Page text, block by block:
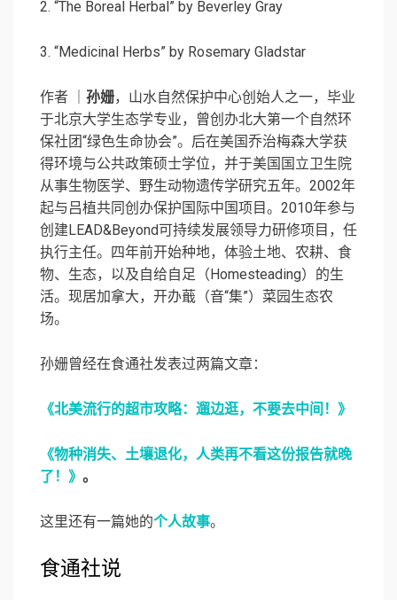
2. “The Boreal Herbal” by Beverley Gray
3. “Medicinal Herbs” by Rosemary Gladstar
作者 ｜ 孙姗，山水自然保护中心创始人之一，毕业
于北京大学生态学专业，曾创办北大第一个自然环
保社团“绿色生命协会”。后在美国乔治梅森大学获
得环境与公共政策硕士学位，并于美国国立卫生院
从事生物医学、野生动物遗传学研究五年。2002年
起与吕植共同创办保护国际中国项目。2010年参与
创建LEAD&Beyond可持续发展领导力研修项目，任
执行主任。四年前开始种地，体验土地、农耕、食
物、生态，以及自给自足（Homesteading）的生
活。现居加拿大，开办蕺（音“集”）菜园生态农
场。
孙姗曾经在食通社发表过两篇文章：
《北美流行的超市攻略：遛边逛，不要去中间！》
《物种消失、土壤退化，人类再不看这份报告就晚
了！》 。
这里还有一篇她的个人故事。
食通社说